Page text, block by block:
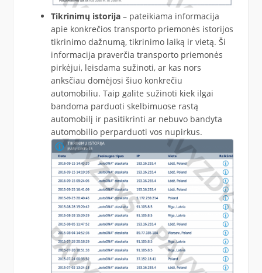
Tikrinimų istorija– pateikiama informacija
apie konkrečios transporto priemonės istorijos
tikrinimo dažnumą, tikrinimo laiką ir vietą. Ši
informacija praverčia transporto priemonės
pirkėjui, leisdama sužinoti, ar kas nors
anksčiau domėjosi šiuo konkrečiu
automobiliu. Taip galite sužinoti kiek ilgai
bandoma parduoti skelbimuose rastą
automobilį ir pasitikrinti ar nebuvo bandyta
automobilio perparduoti vos nupirkus.